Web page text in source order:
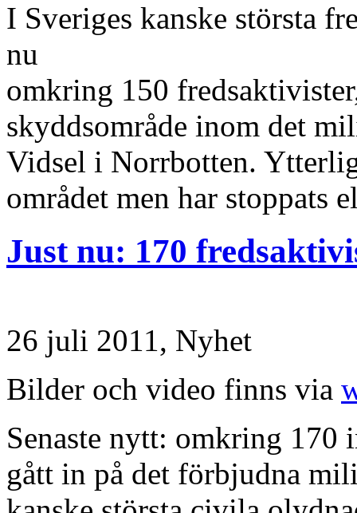
I Sveriges kanske största
nu
omkring 150
skyddsområde inom det
Vidsel i Norrbotten.
området men har stoppats
Just nu: 170
26 juli 2011, Nyhet
Bilder och video finns via
Senaste nytt: omkring 170
gått in på det förbjudna